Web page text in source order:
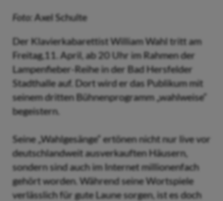
Foto: Axel Schulte
Der Klavierkabarettist William Wahl tritt am
Freitag,11. April, ab 20 Uhr im Rahmen der
Lampenfieber-Reihe in der Bad Hersfelder
Stadthalle auf. Dort wird er das Publikum mit
seinem dritten Bühnenprogramm „wahlweise“
begeistern.
Seine „Wahlgesänge“ ertönen nicht nur live vor
deutschlandweit ausverkauften Häusern,
sondern sind auch im Internet millionenfach
gehört worden. Während seine Wortspiele
verlässlich für gute Laune sorgen, ist es doch